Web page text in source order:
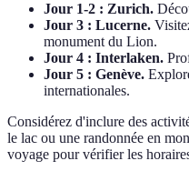
Jour 1-2 : Zurich.
Jour 3 : Lucerne.
monument du Lion.
Jour 4 : Interlaken.
Jour 5 : Genève.
internationales.
Considérez d'inclure des
le lac ou une randonnée en
voyage pour vérifier les